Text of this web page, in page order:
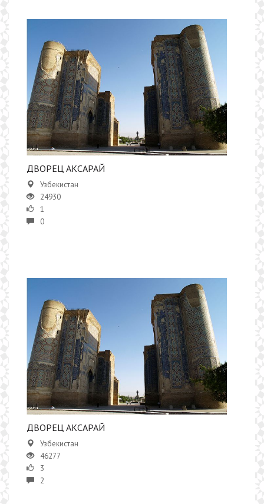
ДВОРЕЦ АКСАРАЙ
Узбекистан
24930
1
0
ДВОРЕЦ АКСАРАЙ
Узбекистан
46277
3
2